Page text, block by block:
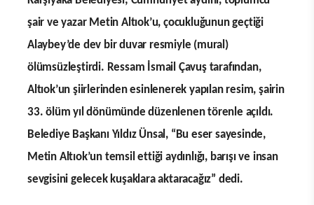
şair ve yazar Metin Altıok’u, çocukluğunun geçtiği
Alaybey’de dev bir duvar resmiyle (mural)
ölümsüzleştirdi. Ressam İsmail Çavuş tarafından,
Altıok’un şiirlerinden esinlenerek yapılan resim, şairin
33. ölüm yıl dönümünde düzenlenen törenle açıldı.
Belediye Başkanı Yıldız Ünsal, “Bu eser sayesinde,
Metin Altıok’un temsil ettiği aydınlığı, barışı ve insan
sevgisini gelecek kuşaklara aktaracağız” dedi.